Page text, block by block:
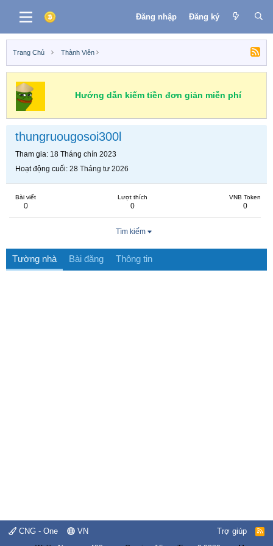
Đăng nhập Đăng ký
Trang Chủ Thành Viên
Hướng dẫn kiếm tiền đơn giản miễn phí
thungruougosoi300l
Tham gia 18 Tháng chín 2023
Hoạt động cuối 28 Tháng tư 2026
Bài viết
0
Lượt thích
0
VNB Token
0
Tìm kiếm
Tường nhà Bài đăng Thông tin
CNG - One VN Trợ giúp
R